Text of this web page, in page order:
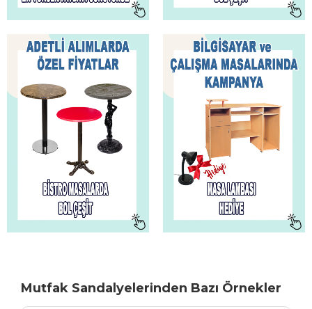
Mutfak Sandalyelerinden Bazı Örnekler